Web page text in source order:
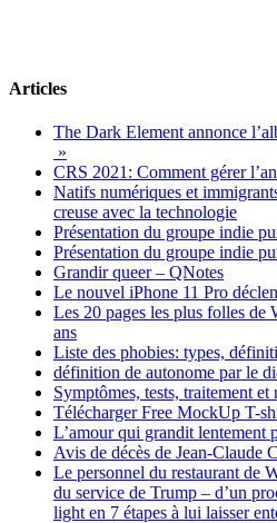
Articles
The Dark Element annonce
»
CRS 2021: Comment gérer
Natifs numériques et
creuse avec la technologie
Présentation du groupe indie
Présentation du groupe indie
Grandir queer – QNotes
Le nouvel iPhone 11 Pro
Les 20 pages les plus folles
ans
Liste des phobies: types,
définition de autonome par le
Symptômes, tests, traitement et
Télécharger Free MockUp T-
L’amour qui grandit lentement
Avis de décès de Jean-Claude
Le personnel du restaurant de
du service de Trump – d’un
light en 7 étapes à lui laisser